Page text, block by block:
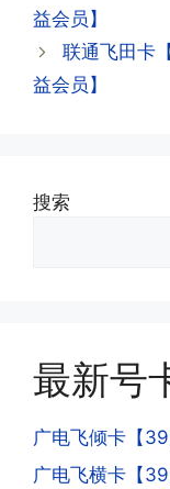
查询到流
到，耐心
可;
答:这是
延期，所
到账，仅
的天数折
意流量到
·3.注销后
答:不会的
人。他们
以会经常
的异常使
次认证是
益会员】
联通飞田卡
益会员】
搜索
最新号
广电飞倾卡【
广电飞横卡【